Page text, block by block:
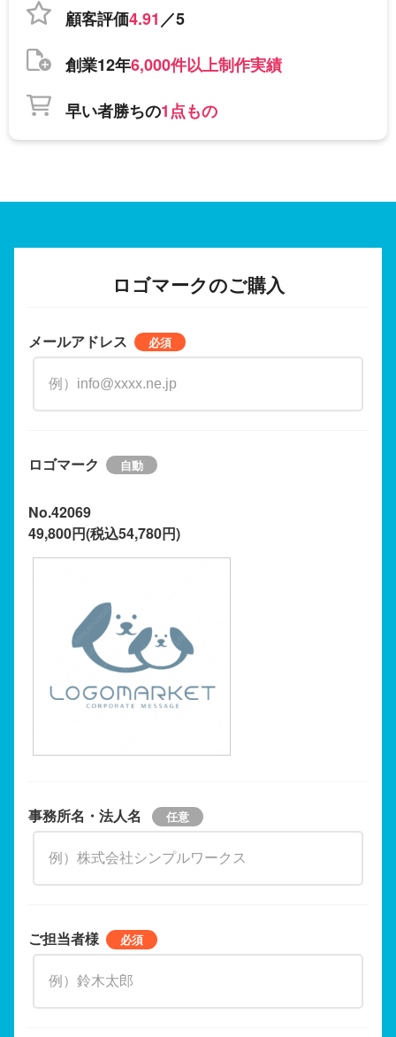
顧客評価4.91／5
創業12年6,000件以上制作実績
早い者勝ちの1点もの
ロゴマークのご購入
メールアドレス
ロゴマーク
No.42069
49,800円(税込54,780円)
事務所名・法人名
ご担当者様